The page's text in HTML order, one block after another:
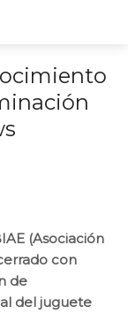
(Asociación
con
de
del juguete